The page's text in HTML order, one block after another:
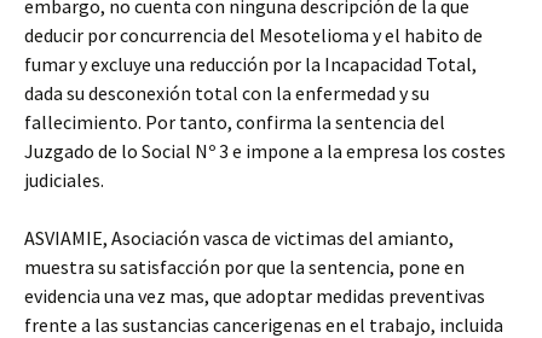
embargo, no cuenta con ninguna descripción de la que
deducir por concurrencia del Mesotelioma y el habito de
fumar y excluye una reducción por la Incapacidad Total,
dada su desconexión total con la enfermedad y su
fallecimiento. Por tanto, confirma la sentencia del
Juzgado de lo Social Nº 3 e impone a la empresa los costes
judiciales.
ASVIAMIE, Asociación vasca de victimas del amianto,
muestra su satisfacción por que la sentencia, pone en
evidencia una vez mas, que adoptar medidas preventivas
frente a las sustancias cancerigenas en el trabajo, incluida